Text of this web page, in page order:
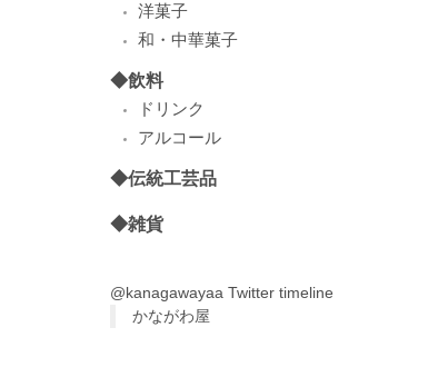
洋菓子
和・中華菓子
◆飲料
ドリンク
アルコール
◆伝統工芸品
◆雑貨
@kanagawayaa Twitter timeline
かながわ屋